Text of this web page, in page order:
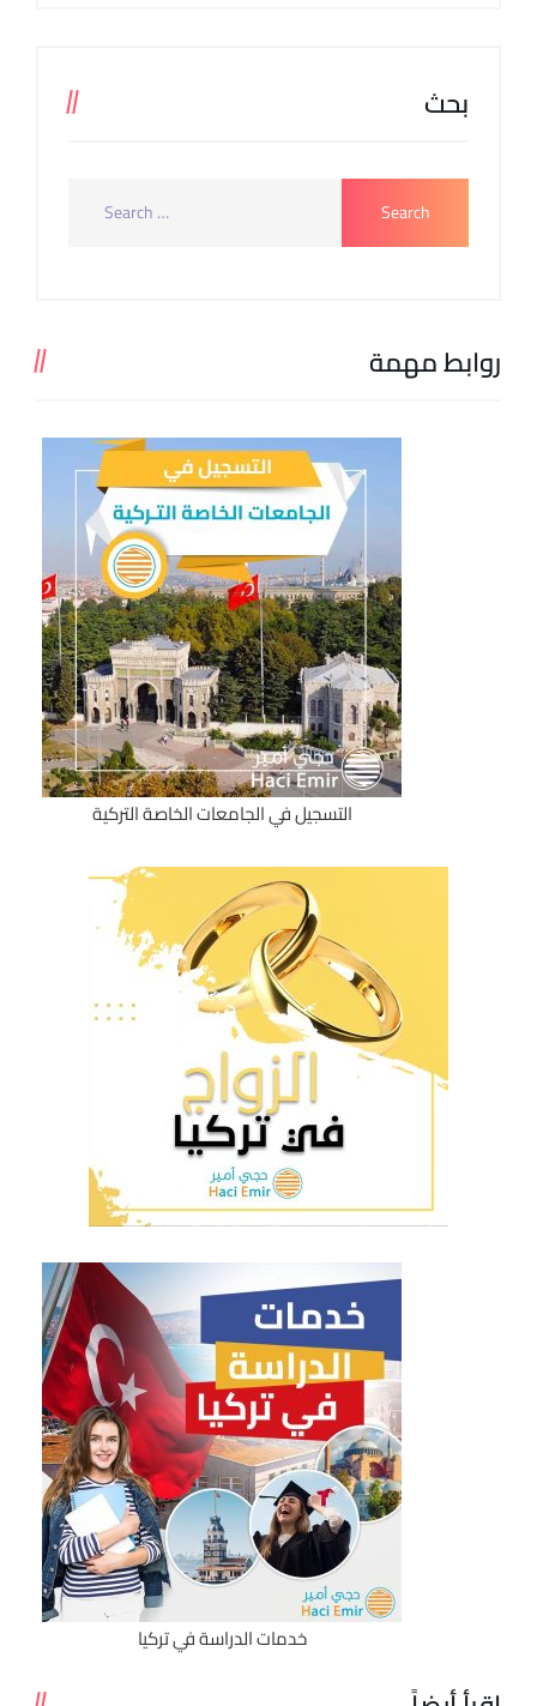
بحث
روابط مهمة
التسجيل في الجامعات الخاصة التركية
خدمات الدراسة في تركيا